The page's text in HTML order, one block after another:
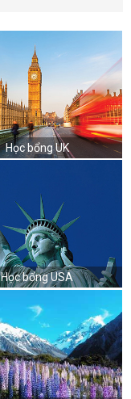
Học bổng UK
Học bổng USA